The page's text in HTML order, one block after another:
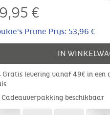
€
Prime Prijs: 53,96 €
IN
Gratis levering vanaf 49€ in
Cadeauverpakking beschikbaar